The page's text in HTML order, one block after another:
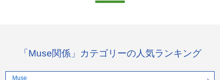
「Muse関係」カテゴリーの人気ランキング
Muse